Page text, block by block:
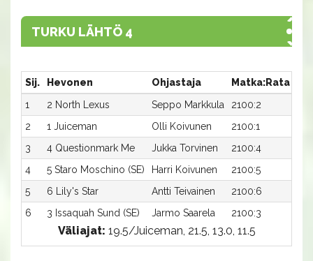
TURKU LÄHTÖ 4
Sij. Hevonen Ohjastaja Matka:Rata
1
2 North Lexus Seppo Markkula 2100:2
2
1 Juiceman Olli Koivunen 2100:1
3
4 Questionmark Me Jukka Torvinen 2100:4
4
5 Staro Moschino (SE) Harri Koivunen 2100:5
5
6 Lily's Star Antti Teivainen 2100:6
6
3 Issaquah Sund (SE) Jarmo Saarela 2100:3
Väliajat: 19.5/Juiceman, 21.5, 13.0, 11.5